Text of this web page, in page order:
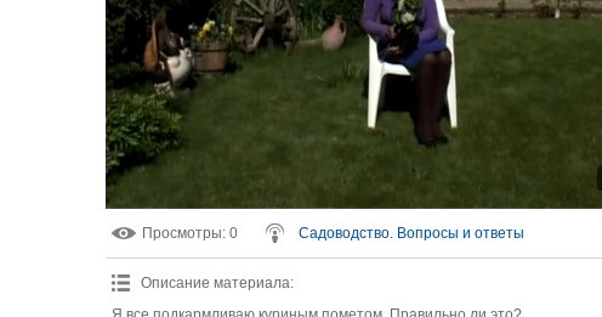
Просмотры: 0 Садоводство. Вопросы и ответы
Описание материала: